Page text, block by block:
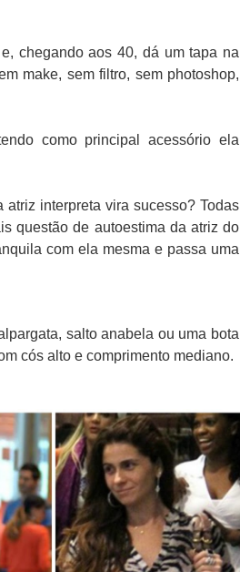
chegando aos 40, dá um tapa na
make, sem filtro, sem photoshop,
como principal acessório ela
interpreta vira sucesso? Todas
questão de autoestima da atriz do
com ela mesma e passa uma
salto anabela ou uma bota
cós alto e comprimento mediano.